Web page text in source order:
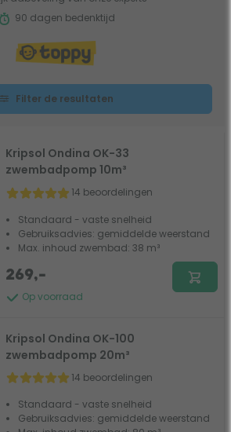
90 dagen bedenktijd
Filter de resultaten
Kripsol Ondina OK-33
zwembadpomp 10m³
14 beoordelingen
Standaard - vaste snelheid
Gebruiksadvies: gemiddelde weerstand
Max. inhoud zwembad: 38 m³
Op voorraad
269,-
Kripsol Ondina OK-100
zwembadpomp 20m³
14 beoordelingen
Standaard - vaste snelheid
Gebruiksadvies: gemiddelde weerstand